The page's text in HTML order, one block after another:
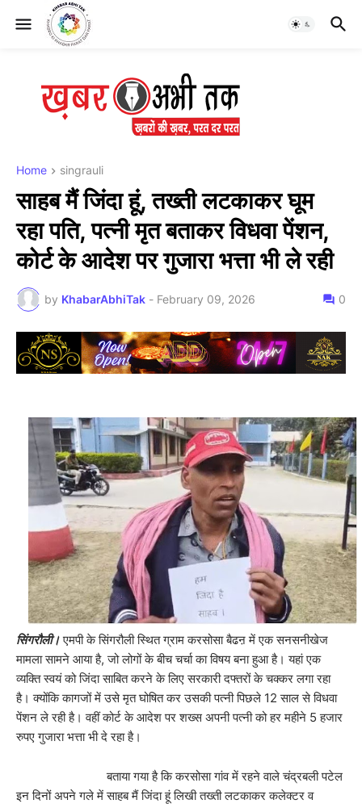
Home singrauli
साहब मैं जिंदा हूं, तख्ती लटकाकर घूम
रहा पति, पत्नी मृत बताकर विधवा पेंशन,
कोर्ट के आदेश पर गुजारा भत्ता भी ले रही
by KhabarAbhiTak - February 09, 2026 0
सिंगरौली।एमपी के सिंगरौली स्थित ग्राम करसोसा बैढऩ में एक सनसनीखेज
मामला सामने आया है, जो लोगों के बीच चर्चा का विषय बना हुआ है। यहां एक
व्यक्ति स्वयं को जिंदा साबित करने के लिए सरकारी दफ्तरों के चक्कर लगा रहा
है। क्योंकि कागजों में उसे मृत घोषित कर उसकी पत्नी पिछले 12 साल से विधवा
पेंशन ले रही है। वहीं कोर्ट के आदेश पर शख्स अपनी पत्नी को हर महीने 5 हजार
रुपए गुजारा भत्ता भी दे रहा है।
बताया गया है कि करसोसा गांव में रहने वाले चंद्रबली पटेल
इन दिनों अपने गले में साहब मैं जिंदा हूं लिखी तख्ती लटकाकर कलेक्टर व